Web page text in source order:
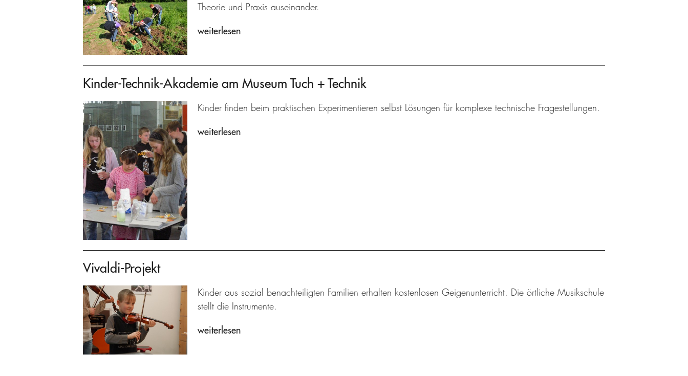
Theorie und Praxis auseinander.
weiterlesen
Kinder-Technik-Akademie am Museum Tuch + Technik
Kinder finden beim praktischen Experimentieren selbst Lösungen für komplexe technische Fragestellungen.
weiterlesen
Vivaldi-Projekt
Kinder aus sozial benachteiligten Familien erhalten kostenlosen Geigenunterricht. Die örtliche Musikschule
stellt die Instrumente.
weiterlesen